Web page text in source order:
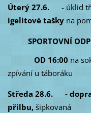
Úterý 27.6.- úklid
igelitové taškyna
SPORTOVNÍ
OD 16:00 na
zpívání u táboráku
Středa 28.6. -
přilbu,šipkovaná